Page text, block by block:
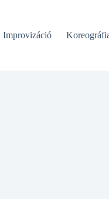
Improvizáció